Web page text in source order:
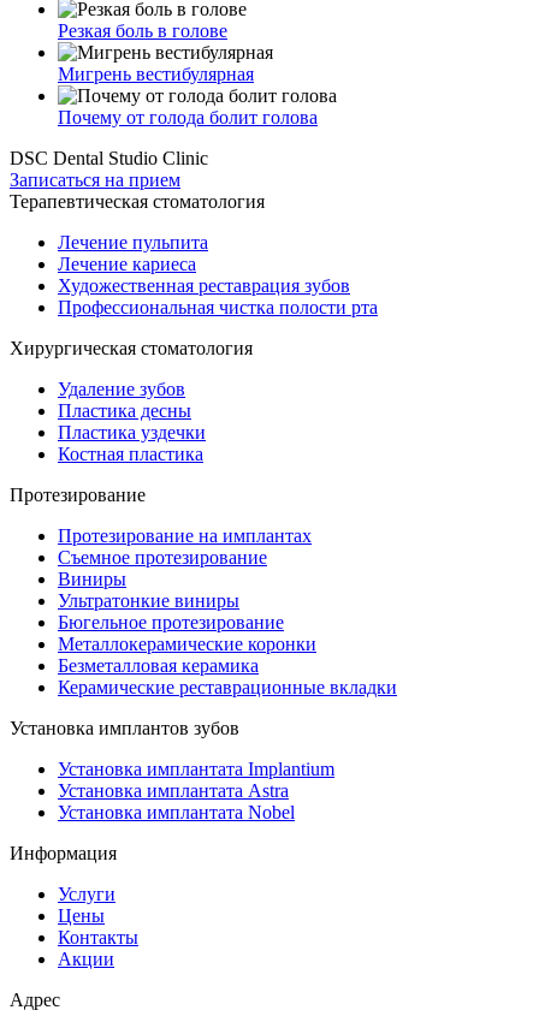
Резкая боль в голове
Мигрень вестибулярная
Почему от голода болит голова
DSC Dental Studio Clinic
Записаться на прием
Терапевтическая стоматология
Лечение пульпита
Лечение кариеса
Художественная реставрация зубов
Профессиональная чистка полости рта
Хирургическая стоматология
Удаление зубов
Пластика десны
Пластика уздечки
Костная пластика
Протезирование
Протезирование на имплантах
Съемное протезирование
Виниры
Ультратонкие виниры
Бюгельное протезирование
Металлокерамические коронки
Безметалловая керамика
Керамические реставрационные вкладки
Установка имплантов зубов
Установка имплантата Implantium
Установка имплантата Astra
Установка имплантата Nobel
Информация
Услуги
Цены
Контакты
Акции
Адрес